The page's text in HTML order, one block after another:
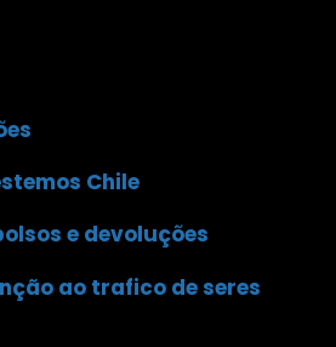
Chile
e devoluções
ao trafico de seres